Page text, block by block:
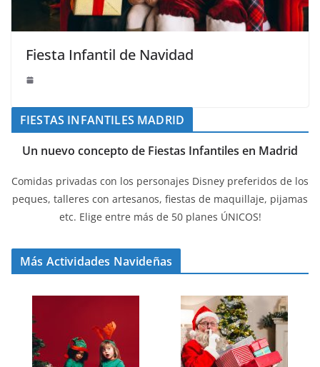
Fiesta Infantil de Navidad
FIESTAS INFANTILES MADRID
Un nuevo concepto de Fiestas Infantiles en Madrid
Comidas privadas con los personajes Disney preferidos de los
peques, talleres con artesanos, fiestas de maquillaje, pijamas
etc. Elige entre más de 50 planes ÚNICOS!
Más Actividades Navideñas